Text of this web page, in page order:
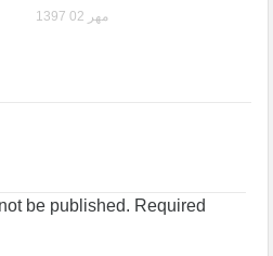
1397 مهر 02
be published. Required